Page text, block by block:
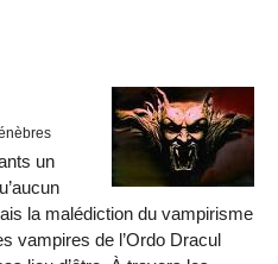
un
la malédiction du vampirisme
vampires de l’Ordo Dracul